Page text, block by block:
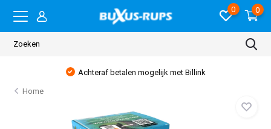
0 0
Achteraf betalen mogelijk met Billink
Home